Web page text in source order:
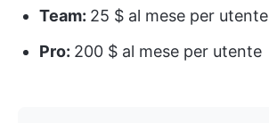
Team: 25 $ al mese per utente
Pro: 200 $ al mese per utente